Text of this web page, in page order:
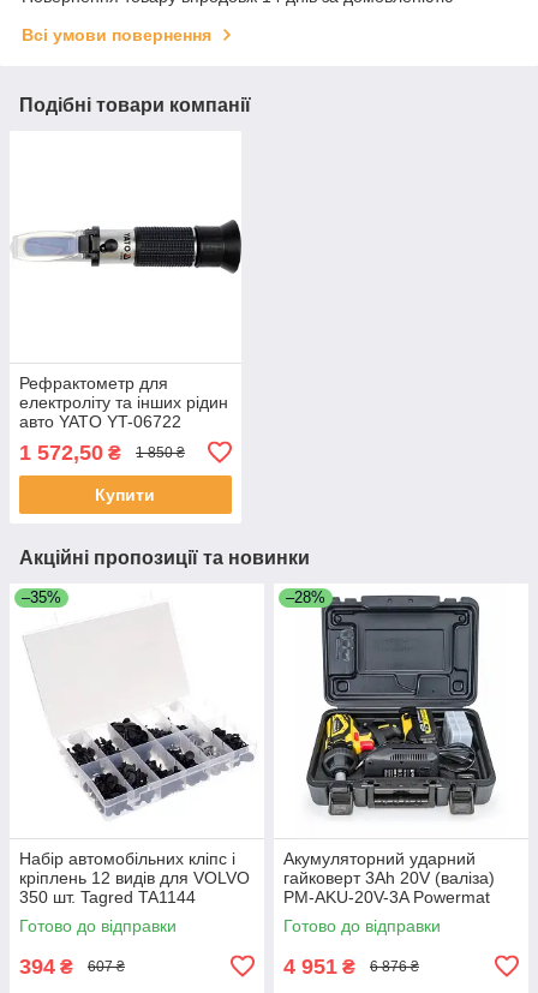
Всі умови повернення
Подібні товари компанії
Рефрактометр для
електроліту та інших рідин
авто YATO YT-06722
1 572,50 ₴ 1 850 ₴
Купити
Акційні пропозиції та новинки
–35%
Набір автомобільних кліпс і
кріплень 12 видів для VOLVO
350 шт. Tagred TA1144
Готово до відправки
394 ₴ 607 ₴
–28%
Акумуляторний ударний
гайковерт 3Ah 20V (валіза)
PM-AKU-20V-3A Powermat
PM0679
Готово до відправки
4 951 ₴ 6 876 ₴